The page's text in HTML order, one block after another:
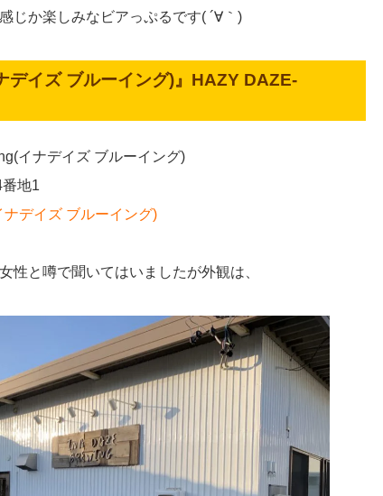
じか楽しみなビアっぷるです( ´∀｀)
デイズ ブルーイング)』HAZY DAZE-
イナデイズ ブルーイング)
地1
ナデイズ ブルーイング)
性と噂で聞いてはいましたが外観は、